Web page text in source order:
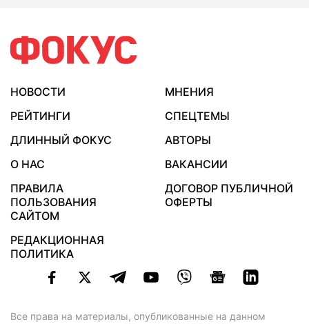
НОВОСТИ
МНЕНИЯ
РЕЙТИНГИ
СПЕЦТЕМЫ
ДЛИННЫЙ ФОКУС
АВТОРЫ
О НАС
ВАКАНСИИ
ПРАВИЛА
ПОЛЬЗОВАНИЯ
САЙТОМ
ДОГОВОР ПУБЛИЧНОЙ
ОФЕРТЫ
РЕДАКЦИОННАЯ
ПОЛИТИКА
Все права на материалы, опубликованные на данном